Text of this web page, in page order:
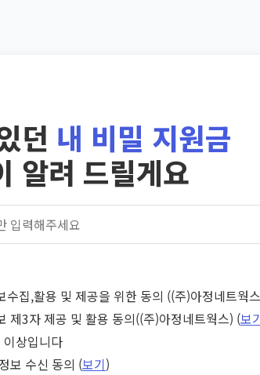
던 내 비밀 지원금
알려 드릴게요
수집,활용 및 제공을 위한 동의 ((주)아정네트웍
제3자 제공 및 활용 동의((주)아정네트웍스) (보
상입니다
보 수신 동의 (보기)